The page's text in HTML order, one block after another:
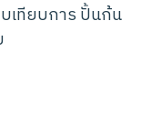
บเทียบการ ปั้นก้น